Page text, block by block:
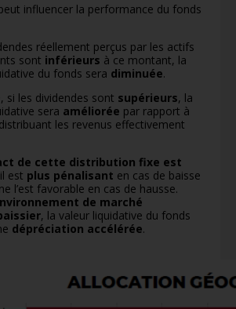
influencer la performance du fonds
réellement perçus par les actifs
sont inférieurs à ce montant, la
du fonds sera diminuée.
si les dividendes sont supérieurs, la
sera améliorée par rapport à
les revenus effectivement
de cette distribution fixe est
est plus pénalisant en cas de baisse
l’est favorable en cas de hausse.
de marché
, la valeur liquidative du fonds
dépréciation accélérée.